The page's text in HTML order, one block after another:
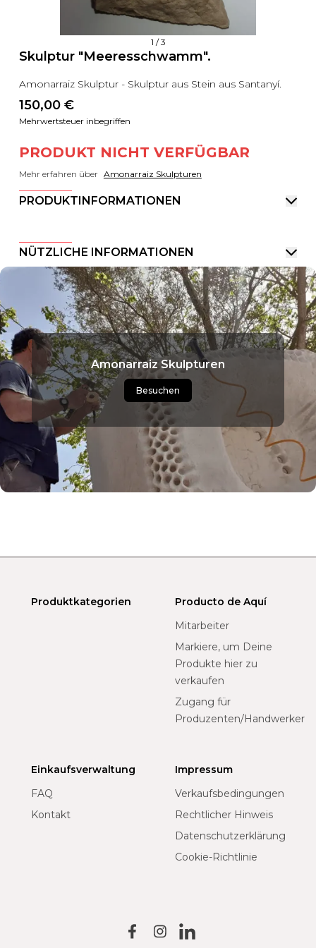
1 /3
Skulptur "Meeresschwamm".
Amonarraiz Skulptur - Skulptur aus Stein aus Santanyí.
150,00 €
Mehrwertsteuer inbegriffen
PRODUKT NICHT VERFÜGBAR
Mehr erfahren über Amonarraiz Skulpturen
PRODUKTINFORMATIONEN
NÜTZLICHE INFORMATIONEN
Amonarraiz Skulpturen
Besuchen
Produktkategorien
Producto de Aquí
Mitarbeiter
Markiere, um Deine
Produkte hier zu
verkaufen
Zugang für
Produzenten/Handwerker
Einkaufsverwaltung
FAQ
Kontakt
Impressum
Verkaufsbedingungen
Rechtlicher Hinweis
Datenschutzerklärung
Cookie-Richtlinie